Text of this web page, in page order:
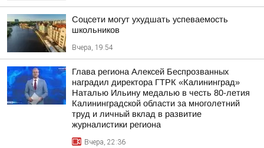
Соцсети могут ухудшать успеваемость
школьников
Вчера, 19:54
Глава региона Алексей Беспрозванных
наградил директора ГТРК «Калининград»
Наталью Ильину медалью в честь 80-летия
Калининградской области за многолетний
труд и личный вклад в развитие
журналистики региона
Вчера, 22:36